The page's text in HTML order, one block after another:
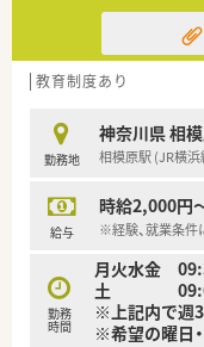
教育制度あり
勤務地
神奈川県 相
相模原駅 (JR横浜
給与
時給2,000円
※経験、就業条件
勤務
時間
月火水金
土 09:00〜
※上記内で週
※希望の曜日